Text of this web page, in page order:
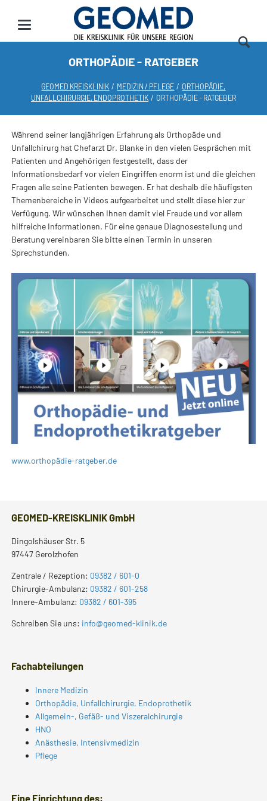
ORTHOPÄDIE - RATGEBER
GEOMED KREISKLINIK MEDIZIN / PFLEGE
ORTHOPÄDIE,
UNFALLCHIRURGIE, ENDOPROTHETIK
ORTHOPÄDIE - RATGEBER
Während seiner langjährigen Erfahrung als Orthopäde und
Unfallchirurg hat Chefarzt Dr. Blanke in den vielen Gesprächen mit
Patienten und Angehörigen festgestellt, dass der
Informationsbedarf vor vielen Eingriffen enorm ist und die gleichen
Fragen alle seine Patienten bewegen. Er hat deshalb die häufigsten
Themenbereiche in Videos aufgearbeitet und stellt diese hier zur
Verfügung. Wir wünschen Ihnen damit viel Freude und vor allem
hilfreiche Informationen. Für eine genaue Diagnosestellung und
Beratung vereinbaren Sie bitte einen Termin in unseren
Sprechstunden.
www.orthopädie-ratgeber.de
GEOMED-KREISKLINIK GmbH
Dingolshäuser Str. 5
97447 Gerolzhofen
Zentrale / Rezeption: 09382 / 601-0
Chirurgie-Ambulanz: 09382 / 601-258
Innere-Ambulanz: 09382 / 601-395
Schreiben Sie uns: info@geomed-klinik.de
Fachabteilungen
Innere Medizin
Orthopädie, Unfallchirurgie, Endoprothetik
Allgemein-, Gefäß- und Viszeralchirurgie
HNO
Anästhesie, Intensivmedizin
Pflege
Eine Einrichtung des: